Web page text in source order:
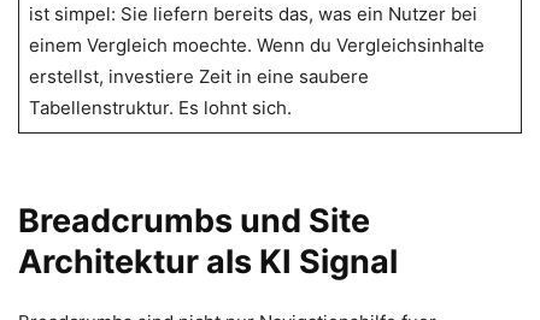
ist simpel: Sie liefern bereits das, was ein Nutzer bei
einem Vergleich moechte. Wenn du Vergleichsinhalte
erstellst, investiere Zeit in eine saubere
Tabellenstruktur. Es lohnt sich.
Breadcrumbs und Site
Architektur als KI Signal